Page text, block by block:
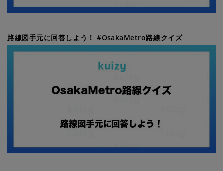
路線図手元に回答しよう！ #OsakaMetro路線クイズ